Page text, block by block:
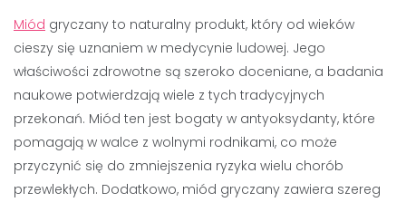
Miód gryczany to naturalny produkt, który od wieków
cieszy się uznaniem w medycynie ludowej. Jego
właściwości zdrowotne są szeroko doceniane, a badania
naukowe potwierdzają wiele z tych tradycyjnych
przekonań. Miód ten jest bogaty w antyoksydanty, które
pomagają w walce z wolnymi rodnikami, co może
przyczynić się do zmniejszenia ryzyka wielu chorób
przewlekłych. Dodatkowo, miód gryczany zawiera szereg